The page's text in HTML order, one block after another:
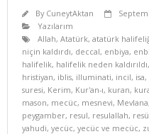
By CuneytAktan
Yazılarım
Allah, Atatürk, atatürk
niçin kaldırdı, deccal, enbiya,
halifelik, halifelik neden kaldırıldı,
hristiyan, iblis, illuminati, incil, isa,
suresi, Kerim, Kur'an-ı, kuran,
mason, mecüc, mesnevi, Mevlana
peygamber, resul, resulallah,
yahudi, yecüc, yecüc ve mecüc,